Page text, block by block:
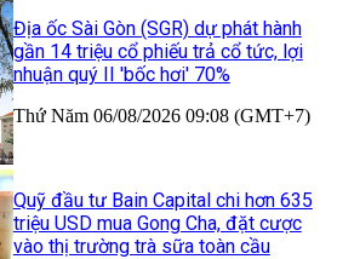
Địa ốc Sài Gòn (SGR) dự phát hành
gần 14 triệu cổ phiếu trả cổ tức, lợi
nhuận quý II 'bốc hơi' 70%
Thứ Năm 06/08/2026 09:08 (GMT+7)
Quỹ đầu tư Bain Capital chi hơn 635
triệu USD mua Gong Cha, đặt cược
vào thị trường trà sữa toàn cầu